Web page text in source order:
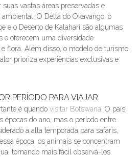
vastas áreas preservadas e
O Delta do Okavango, o
e o Deserto de Kalahari são algumas
e oferecem uma diversidade
flora. Além disso, o modelo de turismo
prioriza experiências exclusivas e
PERÍODO PARA VIAJAR
é quando visitar Botswana . O país
épocas do ano, mas o período entre
a alta temporada para safáris,
época, os animais se concentram
tornando mais fácil observá-los.